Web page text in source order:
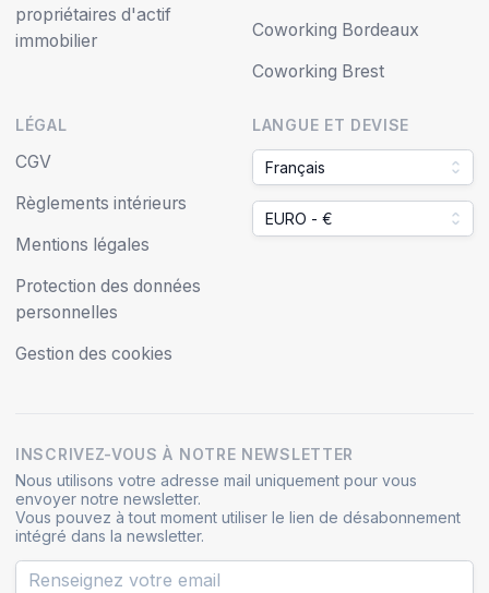
propriétaires d'actif
immobilier
Coworking Bordeaux
Coworking Brest
LÉGAL
CGV
Règlements intérieurs
Mentions légales
Protection des données
personnelles
Gestion des cookies
LANGUE ET DEVISE
Français
EURO - €
INSCRIVEZ-VOUS À NOTRE NEWSLETTER
Nous utilisons votre adresse mail uniquement pour vous
envoyer notre newsletter.
Vous pouvez à tout moment utiliser le lien de désabonnement
intégré dans la newsletter.